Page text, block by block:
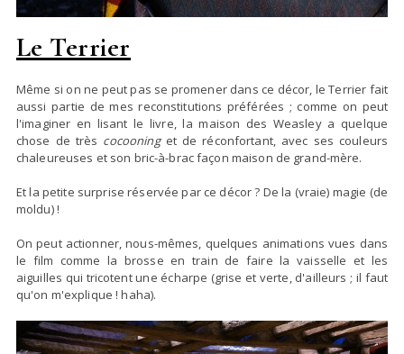
Le Terrier
Même si on ne peut pas se promener dans ce décor, le Terrier fait
aussi partie de mes reconstitutions préférées ; comme on peut
l'imaginer en lisant le livre, la maison des Weasley a quelque
chose de très cocooninget de réconfortant, avec ses couleurs
chaleureuses et son bric-à-brac façon maison de grand-mère.
Et la petite surprise réservée par ce décor ? De la (vraie) magie (de
moldu) !
On peut actionner, nous-mêmes, quelques animations vues dans
le film comme la brosse en train de faire la vaisselle et les
aiguilles qui tricotent une écharpe (grise et verte, d'ailleurs ; il faut
qu'on m'explique ! haha).